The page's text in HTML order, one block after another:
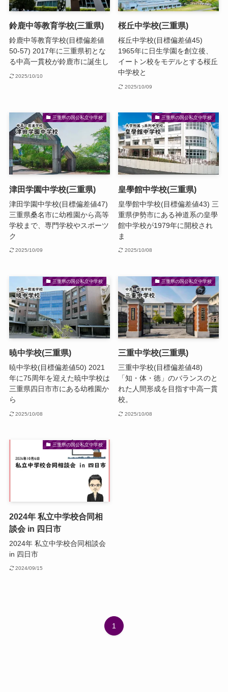
鈴鹿中等教育学校(三重県)
鈴鹿中等教育学校(目標偏差値
50-57) 2017年に三重県初とな
る中高一貫校が鈴鹿市に誕生し
2025/10/10
桜丘中学校(三重県)
桜丘中学校(目標偏差値45)
1965年に日生学園を創立後、
イートン校をモデルとする桜丘
中学校と
2025/10/09
三重県の国公私立中学校
津田学園中学校(三重県)
津田学園中学校(目標偏差値47)
三重県桑名市に幼稚園から高等
学校まで、専門学校やスポーツ
ク
2025/10/09
三重県の国公私立中学校
皇學館中学校(三重県)
皇學館中学校(目標偏差値43) 三
重県伊勢市にある神道系の皇學
館中学校が1979年に開校され
ま
2025/10/08
三重県の国公私立中学校
暁中学校(三重県)
暁中学校(目標偏差値50) 2021
年に75周年を迎えた暁中学校は
三重県四日市市にある幼稚園か
ら
2025/10/08
三重県の国公私立中学校
三重中学校(三重県)
三重中学校(目標偏差値48)
「知・体・徳」のバランスのと
れた人間形成を目指す中高一貫
校。
2025/10/08
三重県の国公私立中学校
2024年 私立中学校合同相
談会 in 四日市
2024年 私立中学校合同相談会
in 四日市
2024/09/15
1